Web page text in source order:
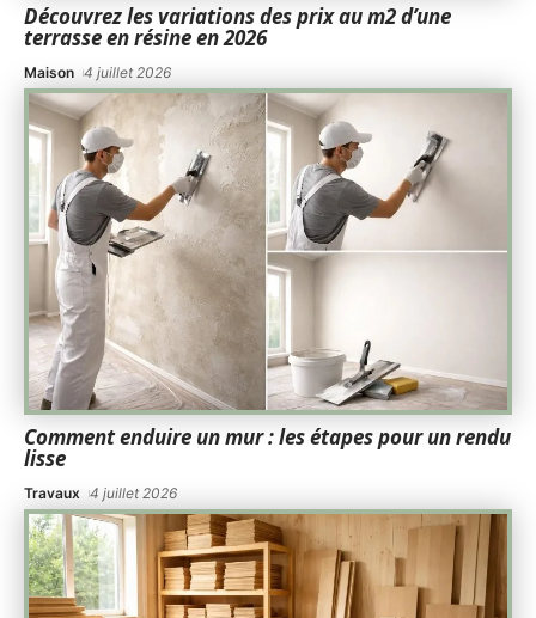
Découvrez les variations des prix au m2 d’une
terrasse en résine en 2026
Maison 4 juillet 2026
Comment enduire un mur : les étapes pour un rendu
lisse
Travaux 4 juillet 2026